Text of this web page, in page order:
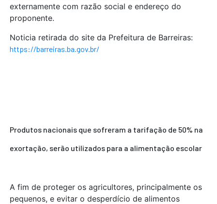
externamente com razão social e endereço do
proponente.
Noticia retirada do site da Prefeitura de Barreiras:
https://barreiras.ba.gov.br/
Produtos nacionais que sofreram a tarifação de 50% na
exortação, serão utilizados para a alimentação escolar
A fim de proteger os agricultores, principalmente os
pequenos, e evitar o desperdício de alimentos